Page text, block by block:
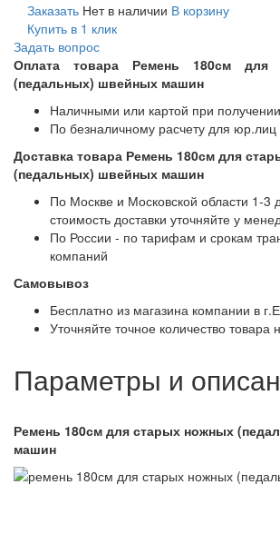
Заказать Нет в наличии В корзину
Купить в 1 клик
Задать вопрос
Оплата товара Ремень 180см для
(педальных) швейных машин
Наличными или картой при
По безналичному расчету для юр.лиц
Доставка товара Ремень 180см для
(педальных) швейных машин
По Москве и Московской области 1-3
стоимость доставки уточняйте у
По России - по тарифам и срокам
компаний
Самовывоз
Бесплатно из магазина компании в
Уточняйте точное количество товара
Параметры и
Ремень 180см для старых ножных
машин